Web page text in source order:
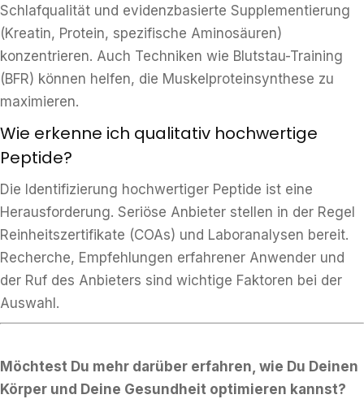
Schlafqualität und evidenzbasierte Supplementierung
(Kreatin, Protein, spezifische Aminosäuren)
konzentrieren. Auch Techniken wie Blutstau-Training
(BFR) können helfen, die Muskelproteinsynthese zu
maximieren.
Wie erkenne ich qualitativ hochwertige
Peptide?
Die Identifizierung hochwertiger Peptide ist eine
Herausforderung. Seriöse Anbieter stellen in der Regel
Reinheitszertifikate (COAs) und Laboranalysen bereit.
Recherche, Empfehlungen erfahrener Anwender und
der Ruf des Anbieters sind wichtige Faktoren bei der
Auswahl.
Möchtest Du mehr darüber erfahren, wie Du Deinen
Körper und Deine Gesundheit optimieren kannst?